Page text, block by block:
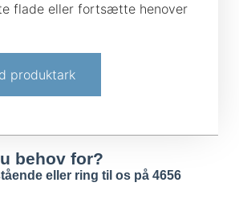
flade eller fortsætte henover
produktark